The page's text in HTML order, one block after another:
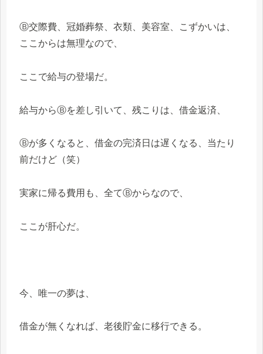
Ⓑ交際費、冠婚葬祭、衣類、美容室、こずかいは、
ここからは無理なので、
ここで給与の登場だ。
給与からⒷを差し引いて、残こりは、借金返済、
Ⓑが多くなると、借金の完済日は遅くなる、当たり
前だけど（笑）
実家に帰る費用も、全てⒷからなので、
ここが肝心だ。
今、唯一の夢は、
借金が無くなれば、老後貯金に移行できる。